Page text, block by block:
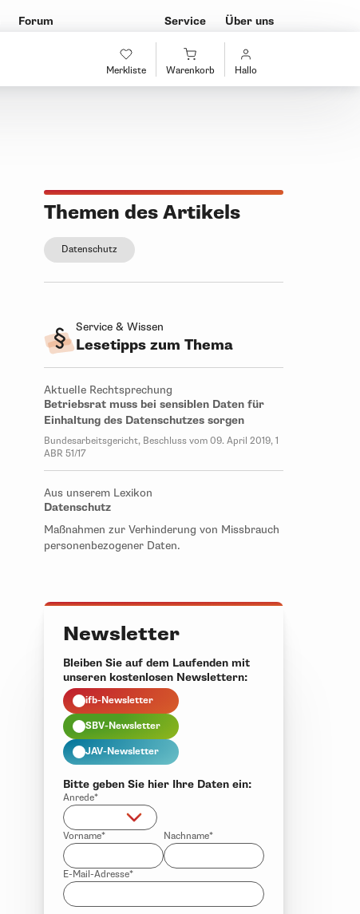
Merkliste Warenkorb Hallo
Forum Service Über uns
Themen des Artikels
Datenschutz
Service & Wissen
Lesetipps zum Thema
Aktuelle Rechtsprechung
Betriebsrat muss bei sensiblen Daten für
Einhaltung des Datenschutzes sorgen
Bundesarbeitsgericht, Beschluss vom 09. April 2019, 1
ABR 51/17
Aus unserem Lexikon
Datenschutz
Maßnahmen zur Verhinderung von Missbrauch
personenbezogener Daten.
Newsletter
Bleiben Sie auf dem Laufenden mit
unseren kostenlosen Newslettern:
ifb-Newsletter
SBV-Newsletter
JAV-Newsletter
Bitte geben Sie hier Ihre Daten ein:
Anrede*
Vorname* Nachname*
E-Mail-Adresse*